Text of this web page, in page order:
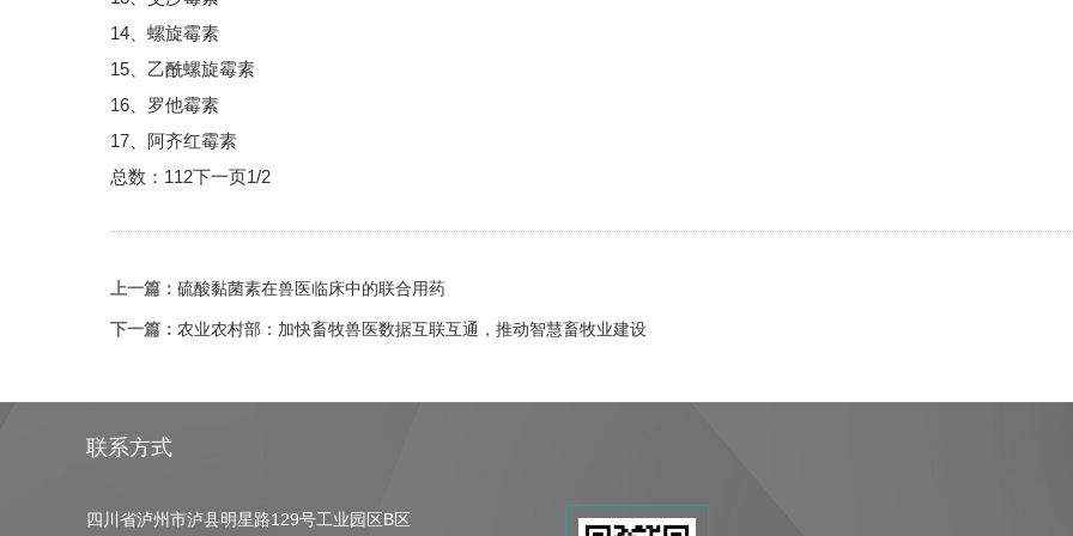
14、螺旋霉素
15、乙酰螺旋霉素
16、罗他霉素
17、阿齐红霉素
总数：112下一页1/2
上一篇： 硫酸黏菌素在兽医临床中的联合用药
下一篇： 农业农村部：加快畜牧兽医数据互联互通，推动智慧畜牧业建设
联系方式
四川省泸州市泸县明星路129号工业园区B区